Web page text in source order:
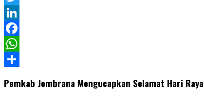
Twitter
LinkedIn
Facebook
WhatsApp
Pemkab Jembrana Mengucapkan Selamat Hari